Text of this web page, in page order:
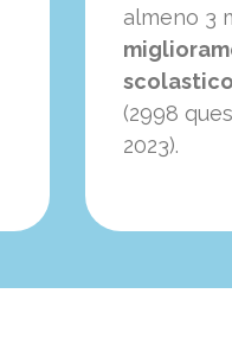
almeno 3
scolastico
(2998
2023).